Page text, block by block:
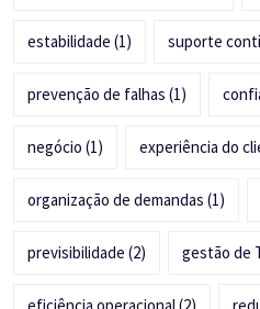
estabilidade (1) suporte
prevenção de falhas (1)
negócio (1) experiência do
organização de demandas (1)
previsibilidade (2) gestão de
eficiência operacional(2)